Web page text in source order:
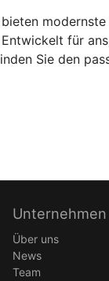
für
Sie den
Unternehmen
Über uns
News
Team